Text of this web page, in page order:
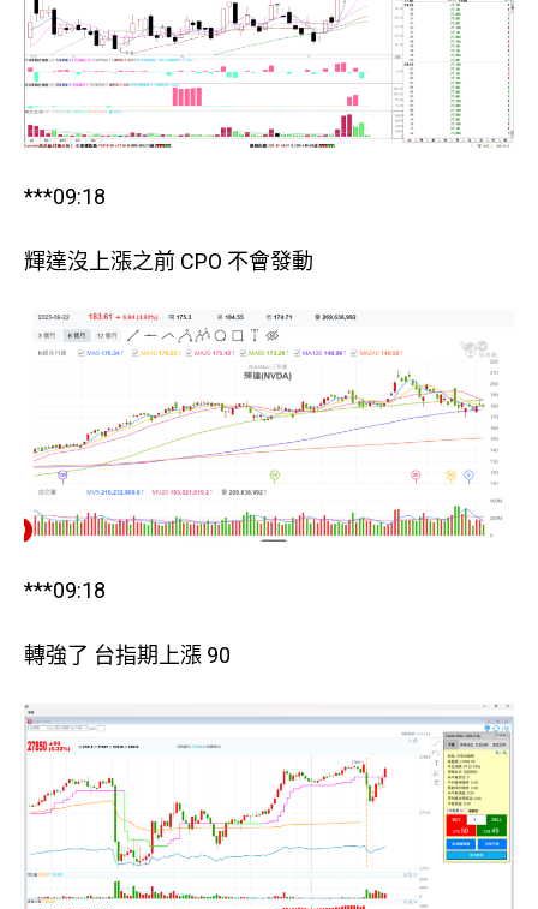
***09:18
輝達沒上漲之前 CPO 不會發動
***09:18
轉強了 台指期上漲 90